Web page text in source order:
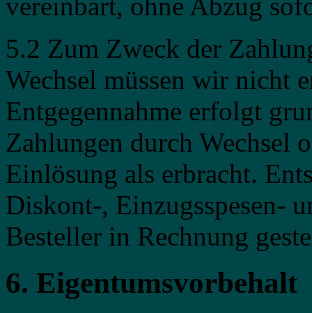
5.2 Zum Zweck der
Wechsel müssen wir nicht
Entgegennahme erfolgt
Zahlungen durch Wechsel
Einlösung als erbracht.
Diskont-, Einzugsspesen-
Besteller in Rechnung
6. Eigentumsvorbehalt